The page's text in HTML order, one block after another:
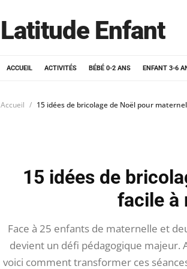
Latitude Enfant
ACCUEIL ACTIVITÉS BÉBÉ 0-2 ANS ENFANT 3-6
Accueil 15 idées de bricolage de Noël pour
15 idées de
facile à
Face à 25 enfants de maternelle et
devient un défi pédagogique majeur.
voici comment transformer ces